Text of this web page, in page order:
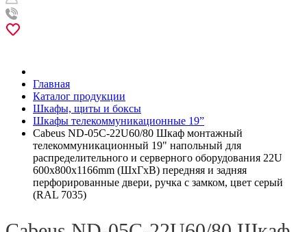
Главная
Каталог продукции
Шкафы, щиты и боксы
Шкафы телекоммуникационные 19”
Cabeus ND-05C-22U60/80 Шкаф монтажный
телекоммуникационный 19" напольный для
распределительного и серверного оборудования 22U
600x800x1166mm (ШхГхВ) передняя и задняя
перфорированные двери, ручка с замком, цвет серый
(RAL 7035)